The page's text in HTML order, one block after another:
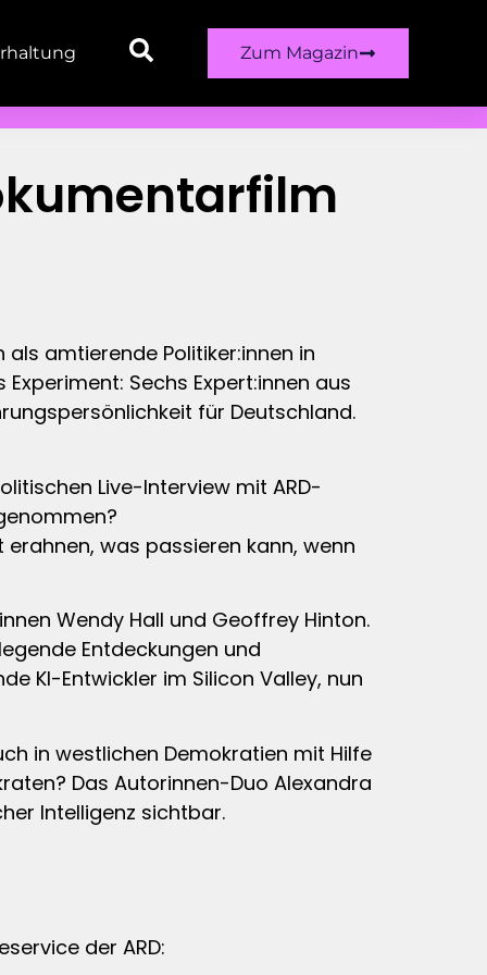
Zum Magazin
amtierende Politiker:innen in
Sechs Expert:innen aus
für Deutschland.
Live-Interview mit ARD-
was passieren kann, wenn
Wendy Hall und Geoffrey Hinton.
Entdeckungen und
KI-Entwickler im Silicon Valley, nun
in westlichen Demokratien mit Hilfe
Das Autorinnen-Duo Alexandra
Intelligenz sichtbar.
der ARD: